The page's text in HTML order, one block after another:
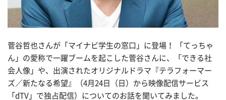
菅谷哲也さんが「マイナビ学生の窓口」に登場！ 「てっちゃ
ん」の愛称で一躍ブームを起こした菅谷さんに、「できる社
会人像」や、出演されたオリジナルドラマ『テラフォーマー
ズ／新たなる希望』（4月24日（日）から映像配信サービス
「dTV」で独占配信）についてのお話を聞いてみました。